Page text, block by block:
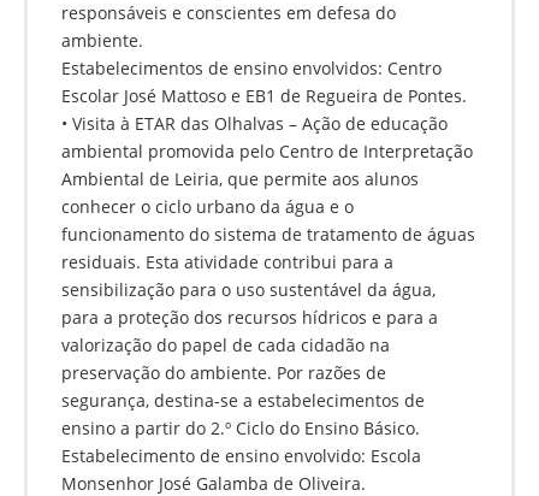
responsáveis e conscientes em defesa do
ambiente.
Estabelecimentos de ensino envolvidos: Centro
Escolar José Mattoso e EB1 de Regueira de Pontes.
• Visita à ETAR das Olhalvas – Ação de educação
ambiental promovida pelo Centro de Interpretação
Ambiental de Leiria, que permite aos alunos
conhecer o ciclo urbano da água e o
funcionamento do sistema de tratamento de águas
residuais. Esta atividade contribui para a
sensibilização para o uso sustentável da água,
para a proteção dos recursos hídricos e para a
valorização do papel de cada cidadão na
preservação do ambiente. Por razões de
segurança, destina-se a estabelecimentos de
ensino a partir do 2.º Ciclo do Ensino Básico.
Estabelecimento de ensino envolvido: Escola
Monsenhor José Galamba de Oliveira.